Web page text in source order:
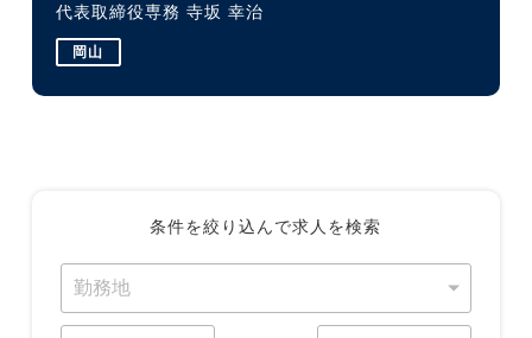
代表取締役専務 寺坂 幸治
岡山
条件を絞り込んで求人を検索